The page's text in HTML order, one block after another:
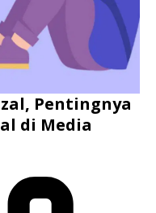
Pentingnya
di Media